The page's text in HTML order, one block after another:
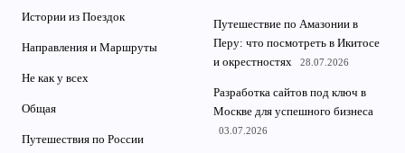
Истории из Поездок
Направления и Маршруты
Не как у всех
Общая
Путешествия по России
Путешествие по Амазонии в
Перу: что посмотреть в Икитосе
и окрестностях
28.07.2026
Разработка сайтов под ключ в
Москве для успешного бизнеса
03.07.2026